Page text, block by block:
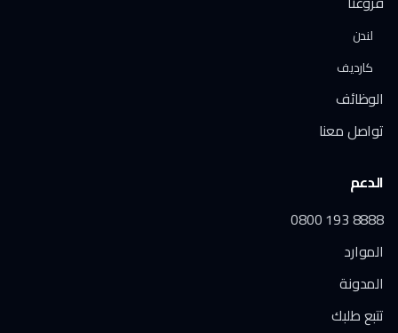
لندن
كارديف
الوظائف
تواصل معنا
الدعم
0800 193 8888
الموارد
المدونة
تتبع طلبك